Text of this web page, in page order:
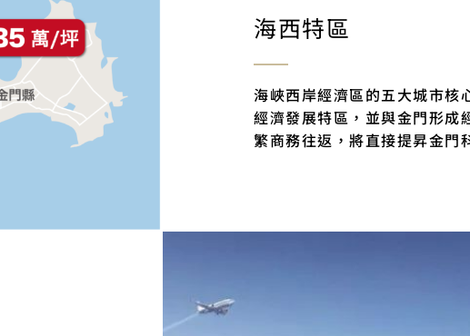
海西特區
海峽西岸經濟區的五大城市核
經濟發展特區，並與金門形成
繁商務往返，將直接提昇金門